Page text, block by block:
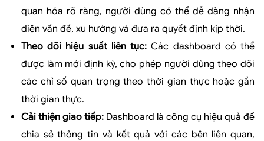
quan hóa rõ ràng, người dùng có thể dễ dàng nhận
diện vấn đề, xu hướng và đưa ra quyết định kịp thời.
Theo dõi hiệu suất liên tục: Các dashboard có thể
được làm mới định kỳ, cho phép người dùng theo dõi
các chỉ số quan trọng theo thời gian thực hoặc gần
thời gian thực.
Cải thiện giao tiếp: Dashboard là công cụ hiệu quả để
chia sẻ thông tin và kết quả với các bên liên quan,